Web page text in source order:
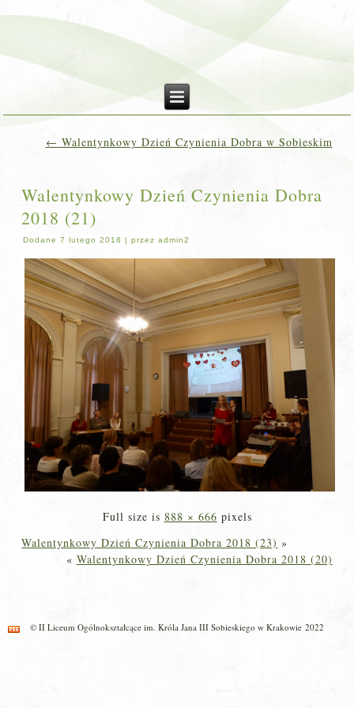
← Walentynkowy Dzień Czynienia Dobra w Sobieskim
Walentynkowy Dzień Czynienia Dobra
2018 (21)
Dodane 7 lutego 2018 |przez admin2
Full size is 888 × 666 pixels
Walentynkowy Dzień Czynienia Dobra 2018 (23) »
« Walentynkowy Dzień Czynienia Dobra 2018 (20)
© II Liceum Ogólnokształcące im. Króla Jana III Sobieskiego w Krakowie 2022